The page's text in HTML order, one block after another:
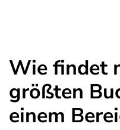
Wie findet
größten
einem